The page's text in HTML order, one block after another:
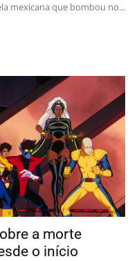
mexicana que bombou no...
a morte
o início